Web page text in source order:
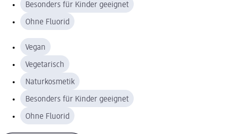
Besonders für Kinder geeignet
Ohne Fluorid
Vegan
Vegetarisch
Naturkosmetik
Besonders für Kinder geeignet
Ohne Fluorid